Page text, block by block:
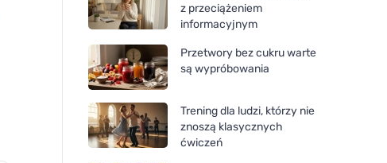
z przeciążeniem
informacyjnym
Przetwory bez cukru warte
są wypróbowania
Trening dla ludzi, którzy nie
znoszą klasycznych
ćwiczeń